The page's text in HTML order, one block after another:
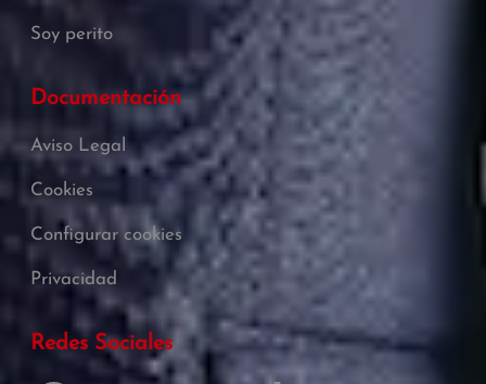
Soy perito
Documentación
Aviso Legal
Cookies
Configurar cookies
Privacidad
Redes Sociales